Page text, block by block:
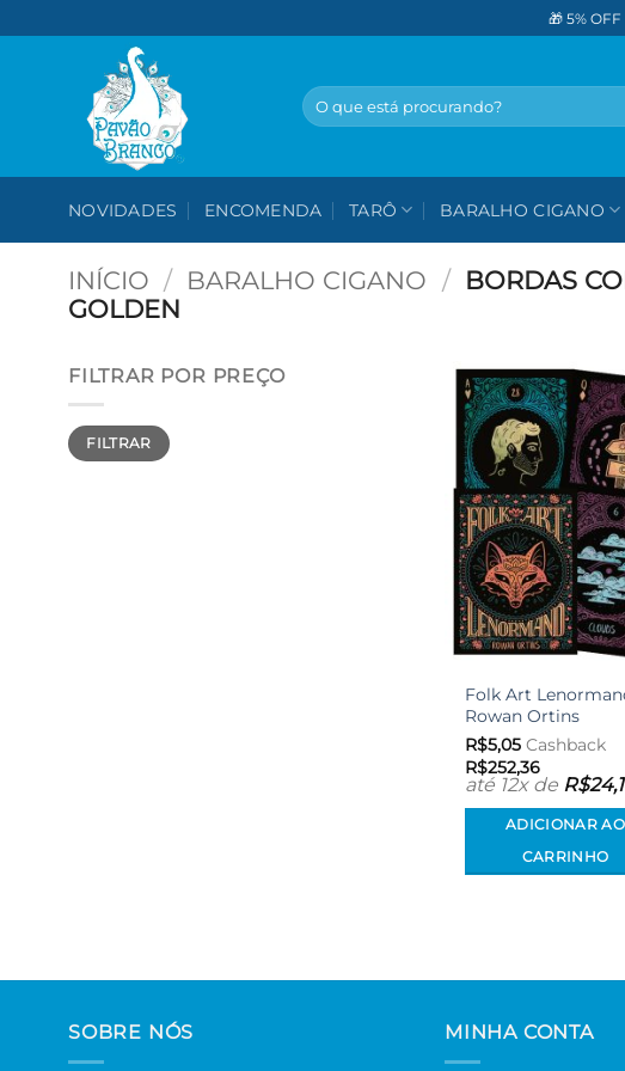
to
🎁 5%
Pesquisar
por:
NOVIDADES ENCOMENDA TARÔ BARALHO CIGANO
INÍCIO / BARALHO CIGANO / BORDAS
GOLDEN
FILTRAR POR PREÇO
Preço
mínimo
Preço
máximo
FILTRAR
Folk Art
Rowan Ortins
R$5,05 Cashback
R$252,36
até 12x de R$
ADICIONAR AO
CARRINHO
SOBRE NÓS MINHA CONTA